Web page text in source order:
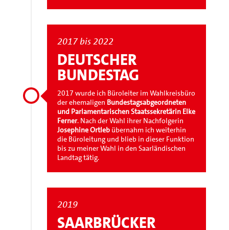
2017 bis 2022
DEUTSCHER
BUNDESTAG
2017 wurde ich Büroleiter im Wahlkreisbüro
der ehemaligen Bundestagsabgeordneten
und Parlamentarischen Staatssekretärin Elke
Ferner. Nach der Wahl ihrer Nachfolgerin
Josephine Ortlebübernahm ich weiterhin
die Büroleitung und blieb in dieser Funktion
bis zu meiner Wahl in den Saarländischen
Landtag tätig.
2019
SAARBRÜCKER